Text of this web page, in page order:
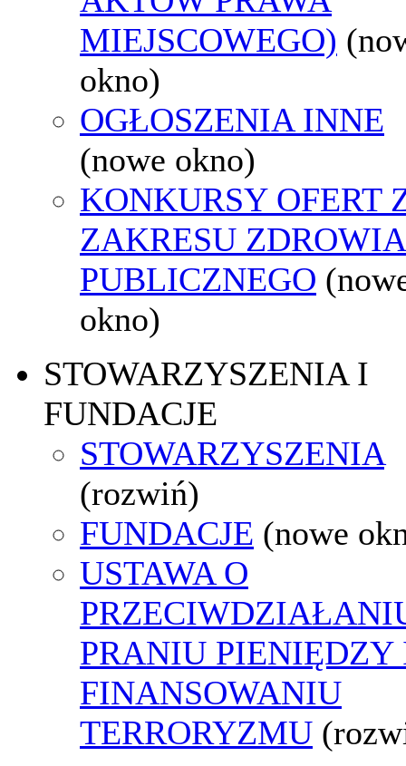
MIEJSCOWEGO)
okno)
OGŁOSZENIA INNE
(nowe okno)
KONKURSY OFERT
ZAKRESU ZDROWIA
PUBLICZNEGO
okno)
STOWARZYSZENIA I
FUNDACJE
STOWARZYSZENIA
(rozwiń)
FUNDACJE (nowe
USTAWA O
PRANIU PIENIĘDZY
FINANSOWANIU
TERRORYZMU